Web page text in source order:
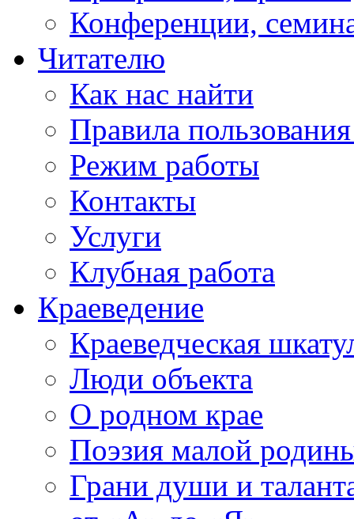
Конференции,
Читателю
Как нас найти
Правила
Режим работы
Контакты
Услуги
Клубная работа
Краеведение
Краеведческая
Люди объекта
О родном крае
Поэзия малой
Грани души и